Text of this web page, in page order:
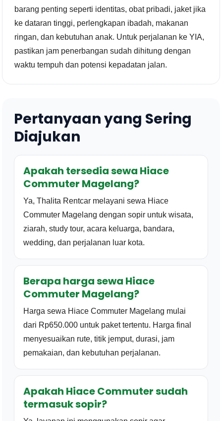
barang penting seperti identitas, obat pribadi, jaket jika
ke dataran tinggi, perlengkapan ibadah, makanan
ringan, dan kebutuhan anak. Untuk perjalanan ke YIA,
pastikan jam penerbangan sudah dihitung dengan
waktu tempuh dan potensi kepadatan jalan.
Pertanyaan yang Sering
Diajukan
Apakah tersedia sewa Hiace
Commuter Magelang?
Ya, Thalita Rentcar melayani sewa Hiace
Commuter Magelang dengan sopir untuk wisata,
ziarah, study tour, acara keluarga, bandara,
wedding, dan perjalanan luar kota.
Berapa harga sewa Hiace
Commuter Magelang?
Harga sewa Hiace Commuter Magelang mulai
dari Rp650.000 untuk paket tertentu. Harga final
menyesuaikan rute, titik jemput, durasi, jam
pemakaian, dan kebutuhan perjalanan.
Apakah Hiace Commuter sudah
termasuk sopir?